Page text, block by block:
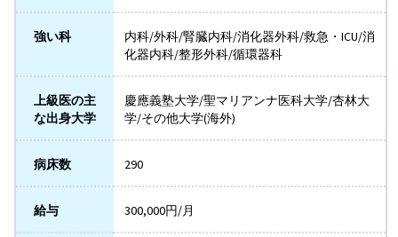
強い科
内科/外科/腎臓内科/消化器外科/救急・ICU/消
化器内科/整形外科/循環器科
上級医の主
な出身大学
慶應義塾大学/聖マリアンナ医科大学/杏林大
学/その他大学(海外)
病床数 290
給与 300,000円/月